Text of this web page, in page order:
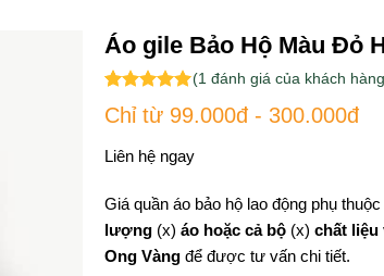
Áo gile Bảo Hộ Màu Đỏ
5.00trên 5
dựa trên
1
(1 đánh giá của khách
Chỉ từ 99.000đ - 300.000đ
Liên hệ ngay
Giá quần áo bảo hộ lao động phụ
lượng (x)áo hoặc cả bộ (x)chất liệu
Ong Vàng để được tư vấn chi tiết.